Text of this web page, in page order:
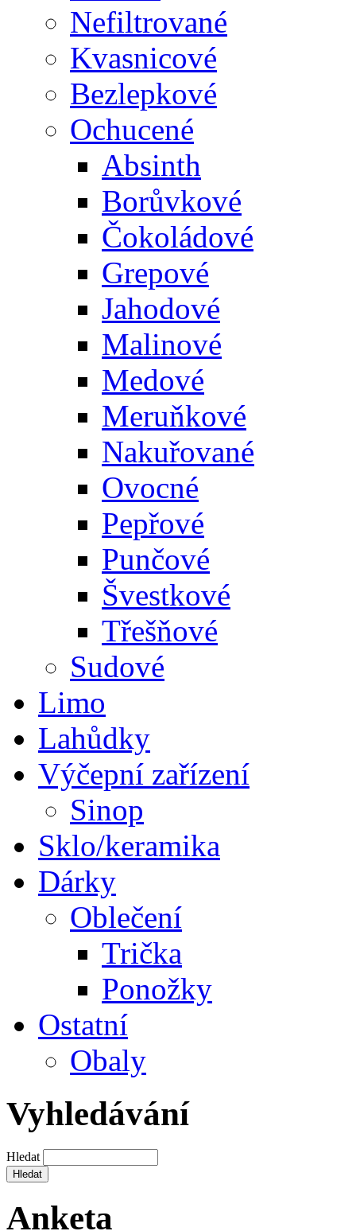
Nefiltrované
Kvasnicové
Bezlepkové
Ochucené
Absinth
Borůvkové
Čokoládové
Grepové
Jahodové
Malinové
Medové
Meruňkové
Nakuřované
Ovocné
Pepřové
Punčové
Švestkové
Třešňové
Sudové
Limo
Lahůdky
Výčepní zařízení
Sinop
Sklo/keramika
Dárky
Oblečení
Trička
Ponožky
Ostatní
Obaly
Vyhledávání
Hledat
Anketa